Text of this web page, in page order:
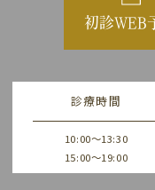
初診WEB
診療時間
10:00～13:30
15:00～19:00